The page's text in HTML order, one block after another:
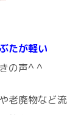
たが軽い
の声^ ^
老廃物など流